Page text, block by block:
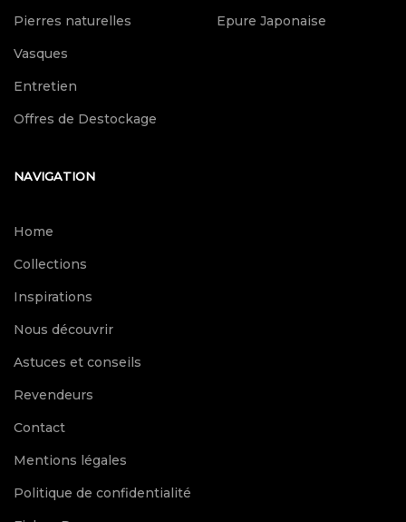
Pierres naturelles
Vasques
Entretien
Offres de Destockage
Epure Japonaise
NAVIGATION
Home
Collections
Inspirations
Nous découvrir
Astuces et conseils
Revendeurs
Contact
Mentions légales
Politique de confidentialité